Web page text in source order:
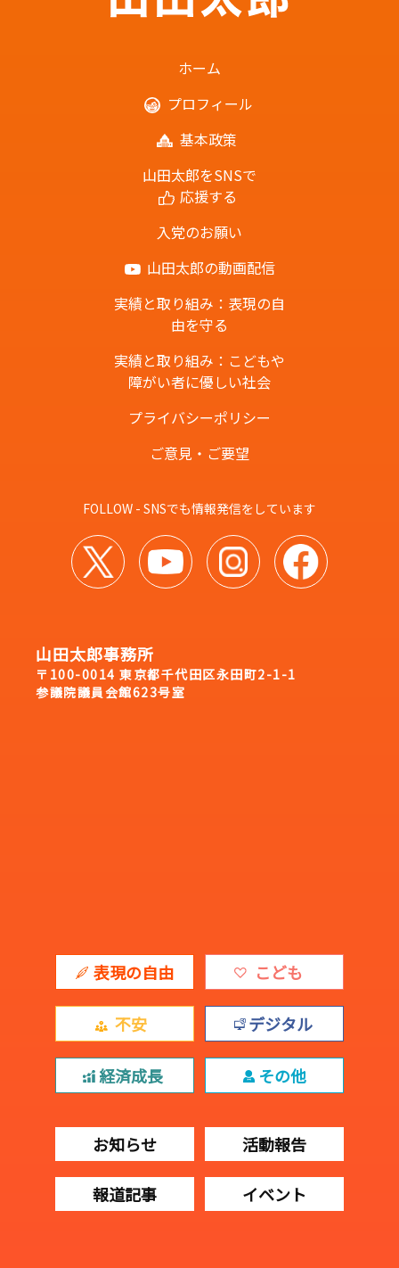
ホーム
プロフィール
基本政策
山田太郎をSNSで
応援する
入党のお願い
山田太郎の動画配信
実績と取り組み：表現の自
由を守る
実績と取り組み：こどもや
障がい者に優しい社会
プライバシーポリシー
ご意見・ご要望
FOLLOW - SNSでも情報発信をしています
山田太郎事務所
〒100-0014 東京都千代田区永田町2-1-1
参議院議員会館623号室
表現の自由 こども
不安 デジタル
経済成長 その他
お知らせ 活動報告
報道記事 イベント